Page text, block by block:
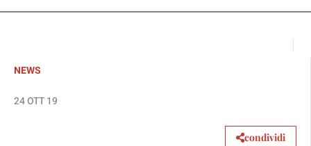
NEWS
24 OTT 19
condividi